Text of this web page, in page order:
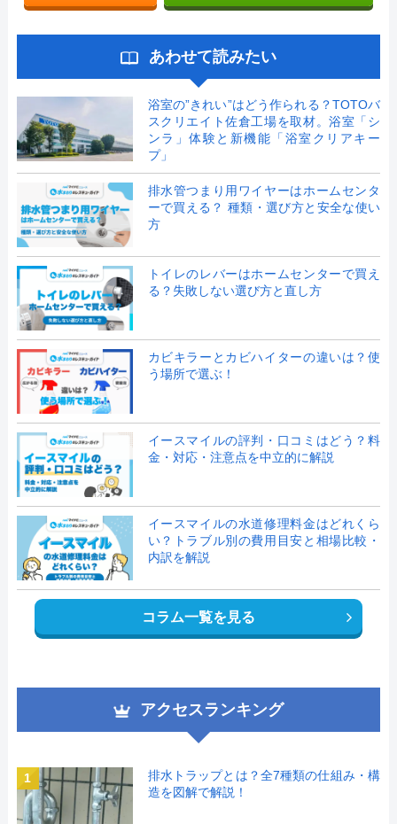
あわせて読みたい
浴室の”きれい”はどう作られる？TOTOバ
スクリエイト佐倉工場を取材。浴室「シ
ンラ」体験と新機能「浴室クリアキー
プ」
排水管つまり用ワイヤーはホームセンタ
ーで買える？ 種類・選び方と安全な使い
方
トイレのレバーはホームセンターで買え
る？失敗しない選び方と直し方
カビキラーとカビハイターの違いは？使
う場所で選ぶ！
イースマイルの評判・口コミはどう？料
金・対応・注意点を中立的に解説
イースマイルの水道修理料金はどれくら
い？トラブル別の費用目安と相場比較・
内訳を解説
コラム一覧を見る
アクセスランキング
1
排水トラップとは？全7種類の仕組み・構
造を図解で解説！